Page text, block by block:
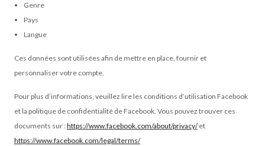
Genre
Pays
Langue
Ces données sont utilisées afin de mettre en place, fournir et
personnaliser votre compte.
Pour plus d’informations, veuillez lire les conditions d’utilisation Facebook
et la politique de confidentialité de Facebook. Vous pouvez trouver ces
documents sur :https://www.facebook.com/about/privacy/et
https://www.facebook.com/legal/terms/